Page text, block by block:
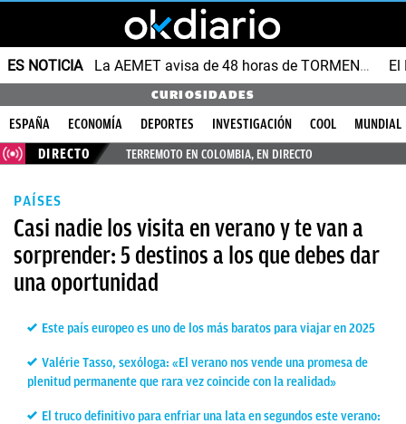
ES NOTICIA La AEMET avisa de 48 horas de TORMENTAS y GRANIZO
CURIOSIDADES
ESPAÑA ECONOMÍA DEPORTES INVESTIGACIÓN COOL
MUNDIAL
DIRECTO
TERREMOTO EN COLOMBIA, EN DIRECTO
PAÍSES
Casi nadie los visita en verano y te van a
sorprender: 5 destinos a los que debes dar
una oportunidad
Este país europeo es uno de los más baratos para viajar en 2025
Valérie Tasso, sexóloga: «El verano nos vende una promesa de
plenitud permanente que rara vez coincide con la realidad»
El truco definitivo para enfriar una lata en segundos este verano: